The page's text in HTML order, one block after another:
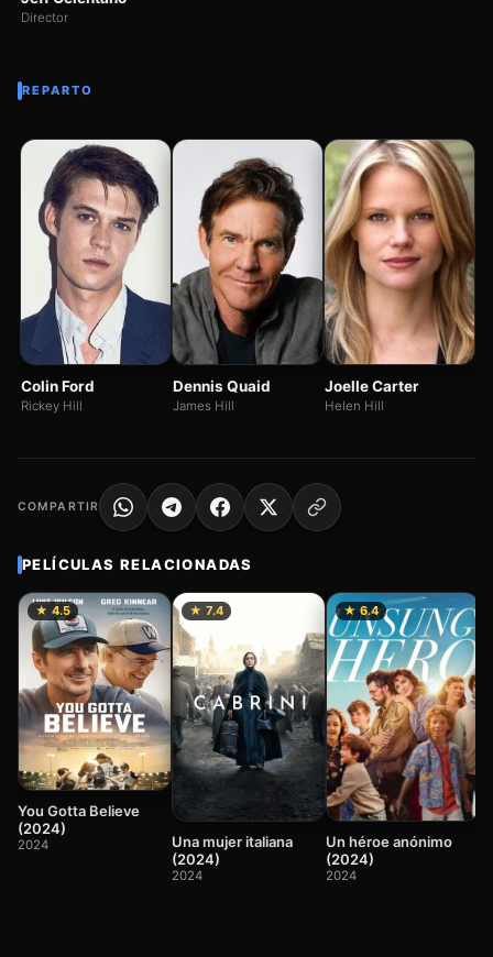
Director
REPARTO
Colin Ford
Rickey Hill
Dennis Quaid
James Hill
Joelle Carter
Helen Hill
COMPARTIR
PELÍCULAS RELACIONADAS
★ 4.5
You Gotta Believe
(2024)
2024
★ 7.4
Una mujer italiana
(2024)
2024
★ 6.4
Un héroe anónimo
(2024)
2024